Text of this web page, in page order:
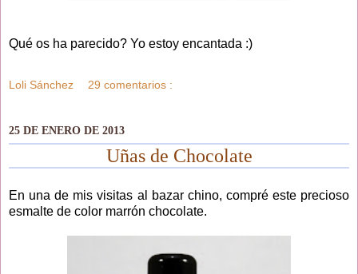
Qué os ha parecido? Yo estoy encantada :)
Loli Sánchez 29 comentarios :
25 DE ENERO DE 2013
Uñas de Chocolate
En una de mis visitas al bazar chino, compré este precioso
esmalte de color marrón chocolate.